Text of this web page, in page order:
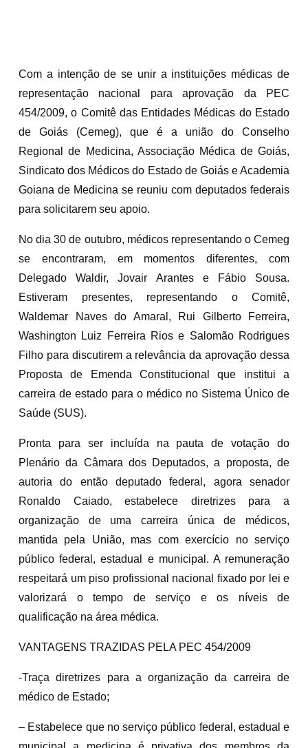
Com a intenção de se unir a instituições médicas de
representação nacional para aprovação da PEC
454/2009, o Comitê das Entidades Médicas do Estado
de Goiás (Cemeg), que é a união do Conselho
Regional de Medicina, Associação Médica de Goiás,
Sindicato dos Médicos do Estado de Goiás e Academia
Goiana de Medicina se reuniu com deputados federais
para solicitarem seu apoio.
No dia 30 de outubro, médicos representando o Cemeg
se encontraram, em momentos diferentes, com
Delegado Waldir, Jovair Arantes e Fábio Sousa.
Estiveram presentes, representando o Comitê,
Waldemar Naves do Amaral, Rui Gilberto Ferreira,
Washington Luiz Ferreira Rios e Salomão Rodrigues
Filho para discutirem a relevância da aprovação dessa
Proposta de Emenda Constitucional que institui a
carreira de estado para o médico no Sistema Único de
Saúde (SUS).
Pronta para ser incluída na pauta de votação do
Plenário da Câmara dos Deputados, a proposta, de
autoria do então deputado federal, agora senador
Ronaldo Caiado, estabelece diretrizes para a
organização de uma carreira única de médicos,
mantida pela União, mas com exercício no serviço
público federal, estadual e municipal. A remuneração
respeitará um piso profissional nacional fixado por lei e
valorizará o tempo de serviço e os níveis de
qualificação na área médica.
VANTAGENS TRAZIDAS PELA PEC 454/2009
-Traça diretrizes para a organização da carreira de
médico de Estado;
– Estabelece que no serviço público federal, estadual e